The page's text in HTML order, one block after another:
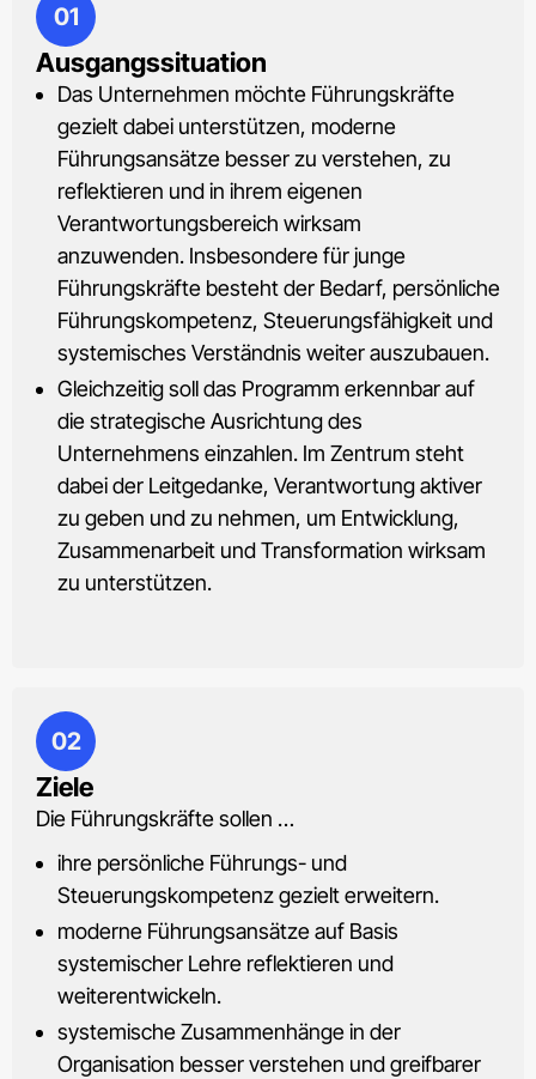
01
Ausgangssituation
Das Unternehmen möchte Führungskräfte
gezielt dabei unterstützen, moderne
Führungsansätze besser zu verstehen, zu
reflektieren und in ihrem eigenen
Verantwortungsbereich wirksam
anzuwenden. Insbesondere für junge
Führungskräfte besteht der Bedarf, persönliche
Führungskompetenz, Steuerungsfähigkeit und
systemisches Verständnis weiter auszubauen.
Gleichzeitig soll das Programm erkennbar auf
die strategische Ausrichtung des
Unternehmens einzahlen. Im Zentrum steht
dabei der Leitgedanke, Verantwortung aktiver
zu geben und zu nehmen, um Entwicklung,
Zusammenarbeit und Transformation wirksam
zu unterstützen.
02
Ziele
Die Führungskräfte sollen …
ihre persönliche Führungs- und
Steuerungskompetenz gezielt erweitern.
moderne Führungsansätze auf Basis
systemischer Lehre reflektieren und
weiterentwickeln.
systemische Zusammenhänge in der
Organisation besser verstehen und greifbarer